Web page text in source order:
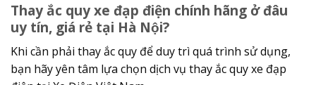
Thay ắc quy xe đạp điện chính hãng ở đâu
uy tín, giá rẻ tại Hà Nội?
Khi cần phải thay ắc quy để duy trì quá trình sử dụng,
bạn hãy yên tâm lựa chọn dịch vụ thay ắc quy xe đạp